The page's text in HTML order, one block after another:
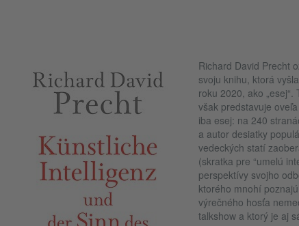
Richard David Precht
svoju knihu, ktorá
roku 2020, ako „esej“.
však predstavuje
iba esej: na 240
a autor desiatky
vedeckých statí
(skratka pre “umelú
perspektívy svojho
ktorého mnohí
výrečného hosťa
talkshow a ktorý je aj